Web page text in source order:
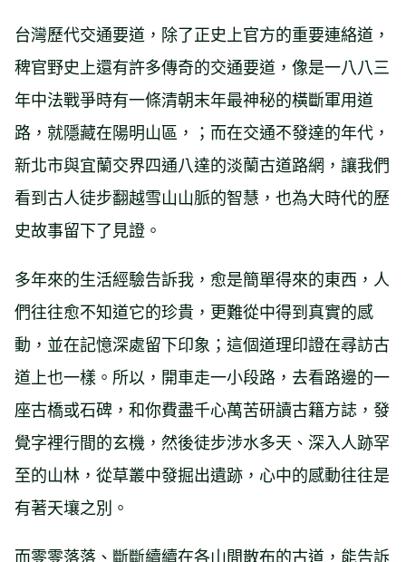
台灣歷代交通要道，除了正史上官方的重要連絡道，
稗官野史上還有許多傳奇的交通要道，像是一八八三
年中法戰爭時有一條清朝末年最神秘的橫斷軍用道
路，就隱藏在陽明山區，；而在交通不發達的年代，
新北市與宜蘭交界四通八達的淡蘭古道路網，讓我們
看到古人徒步翻越雪山山脈的智慧，也為大時代的歷
史故事留下了見證。
多年來的生活經驗告訴我，愈是簡單得來的東西，人
們往往愈不知道它的珍貴，更難從中得到真實的感
動，並在記憶深處留下印象；這個道理印證在尋訪古
道上也一樣。所以，開車走一小段路，去看路邊的一
座古橋或石碑，和你費盡千心萬苦研讀古籍方誌，發
覺字裡行間的玄機，然後徒步涉水多天、深入人跡罕
至的山林，從草叢中發掘出遺跡，心中的感動往往是
有著天壤之別。
而零零落落、斷斷續續在各山間散布的古道，能告訴